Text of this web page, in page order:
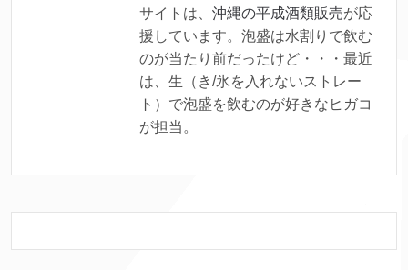
サイトは、 沖縄の平成酒類販売が応
援しています。泡盛は水割りで飲む
のが当たり前だったけど・・・最近
は、生（き/氷を入れないストレー
ト）で泡盛を飲むのが好きなヒガコ
が担当。